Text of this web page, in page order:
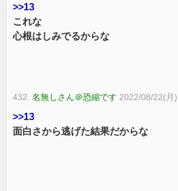
>>13
これな
心根はしみでるからな
432:名無しさん＠恐縮です 2022/08/22(月
>>13
面白さから逃げた結果だからな